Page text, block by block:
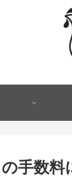
手数料